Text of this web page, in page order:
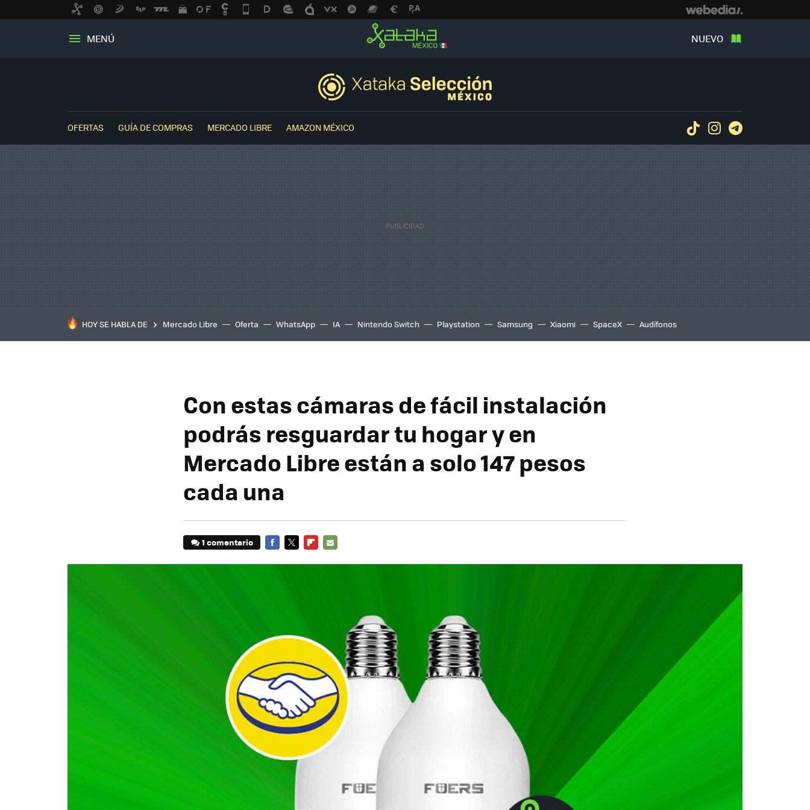
MENÚ NUEVO
OFERTAS GUÍA DE COMPRAS MERCADO LIBRE AMAZON MÉXICO TiktokInstagram
HOY SE HABLA DE Mercado Libre Oferta WhatsApp IA Nintendo Switch Playstation Samsung Xiaomi SpaceX Audífonos
Con estas cámaras de fácil instalación
podrás resguardar tu hogar y en
Mercado Libre están a solo 147 pesos
cada una
1 comentario